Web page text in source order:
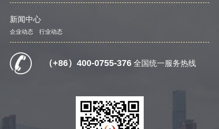
新闻中心
企业动态 行业动态
（+86）400-0755-376 全国统一服务热线